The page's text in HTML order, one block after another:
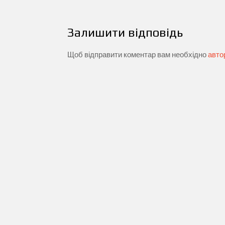
Залишити відповідь
Щоб відправити коментар вам необхідно